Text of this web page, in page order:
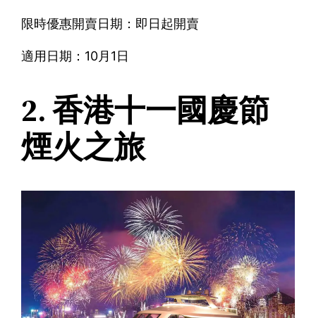
限時優惠開賣日期：即日起開賣
適用日期：10月1日
2. 香港十一國慶節
煙火之旅